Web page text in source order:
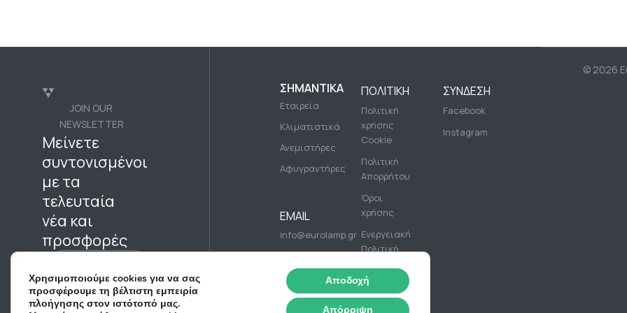
JOIN OUR
NEWSLETTER
Μείνετε
συντονισμένοι
με τα
τελευταία
νέα και
προσφορές
Subscribe Now
ΣΗΜΑΝΤΙΚΆ
Εταιρεία
Κλιματιστικά
Ανεμιστήρες
Αφυγραντήρες
EMAIL
info@eurolamp.gr
ΠΟΛΙΤΙΚΉ
Πολιτική
χρήσης
Cookie
Πολιτική
Απορρήτου
Όροι
χρήσης
Ενεργειακή
Πολιτική
PHONE
+(30)
ΣΎΝΔΕΣΗ
Facebook
Instagram
© 2026
Χρησιμοποιούμε cookies για να σας
προσφέρουμε τη βέλτιστη εμπειρία
πλοήγησης στον ιστότοπό μας.
Αποδοχή
Απόρριψη